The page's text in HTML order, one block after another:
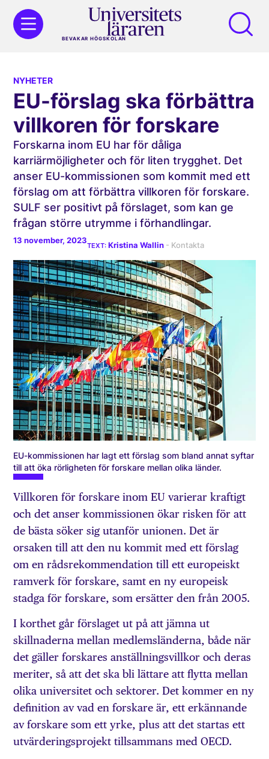
BEVAKAR HÖGSKOLAN
NYHETER
EU-förslag ska förbättra
villkoren för forskare
Forskarna inom EU har för dåliga
karriärmöjligheter och för liten trygghet. Det
anser EU-kommissionen som kommit med ett
förslag om att förbättra villkoren för forskare.
SULF ser positivt på förslaget, som kan ge
frågan större utrymme i förhandlingar.
13 november, 2023
Kristina Wallin
EU-kommissionen har lagt ett förslag som bland annat syftar
till att öka rörligheten för forskare mellan olika länder.
Villkoren för forskare inom EU varierar kraftigt
och det anser kommissionen ökar risken för att
de bästa söker sig utanför unionen. Det är
orsaken till att den nu kommit med ett förslag
om en rådsrekommendation till ett europeiskt
ramverk för forskare, samt en ny europeisk
stadga för forskare, som ersätter den från 2005.
I korthet går förslaget ut på att jämna ut
skillnaderna mellan medlemsländerna, både när
det gäller forskares anställningsvillkor och deras
meriter, så att det ska bli lättare att flytta mellan
olika universitet och sektorer. Det kommer en ny
definition av vad en forskare är, ett erkännande
av forskare som ett yrke, plus att det startas ett
utvärderingsprojekt tillsammans med OECD.